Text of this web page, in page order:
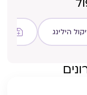
הילינג